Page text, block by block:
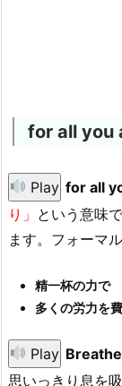
for all you
Play for all
り」 という意味
ます。フォーマ
精一杯の力で
多くの労力を
Play
思いっきり息を